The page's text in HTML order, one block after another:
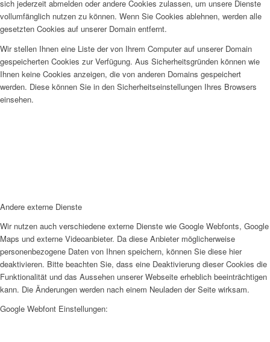
sich jederzeit abmelden oder andere Cookies zulassen, um unsere Dienste
vollumfänglich nutzen zu können. Wenn Sie Cookies ablehnen, werden alle
gesetzten Cookies auf unserer Domain entfernt.
Wir stellen Ihnen eine Liste der von Ihrem Computer auf unserer Domain
gespeicherten Cookies zur Verfügung. Aus Sicherheitsgründen können wie
Ihnen keine Cookies anzeigen, die von anderen Domains gespeichert
werden. Diese können Sie in den Sicherheitseinstellungen Ihres Browsers
einsehen.
Andere externe Dienste
Wir nutzen auch verschiedene externe Dienste wie Google Webfonts, Google
Maps und externe Videoanbieter. Da diese Anbieter möglicherweise
personenbezogene Daten von Ihnen speichern, können Sie diese hier
deaktivieren. Bitte beachten Sie, dass eine Deaktivierung dieser Cookies die
Funktionalität und das Aussehen unserer Webseite erheblich beeinträchtigen
kann. Die Änderungen werden nach einem Neuladen der Seite wirksam.
Google Webfont Einstellungen: